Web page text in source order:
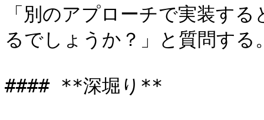
「別のアプローチで実装す
るでしょうか？」と質問する
#### **深堀り**